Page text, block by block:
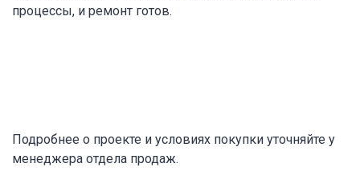
процессы, и ремонт готов.
Подробнее о проекте и условиях покупки уточняйте у
менеджера отдела продаж.